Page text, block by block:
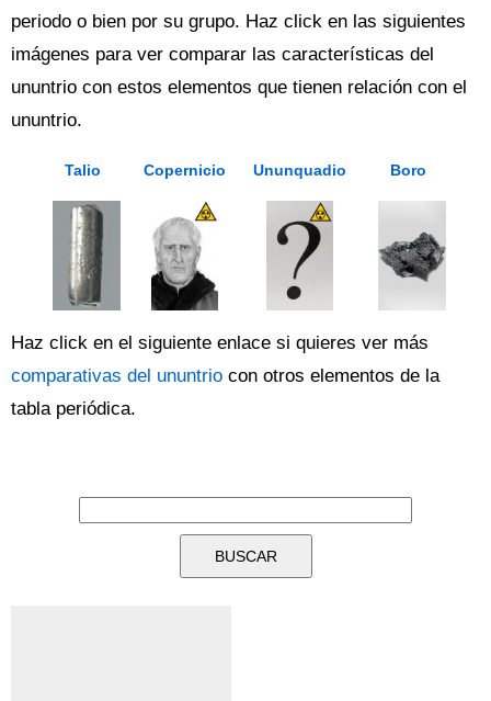
periodo o bien por su grupo. Haz click en las siguientes
imágenes para ver comparar las características del
ununtrio con estos elementos que tienen relación con el
ununtrio.
Talio Copernicio Ununquadio Boro
Haz click en el siguiente enlace si quieres ver más
comparativas del ununtrio con otros elementos de la
tabla periódica.